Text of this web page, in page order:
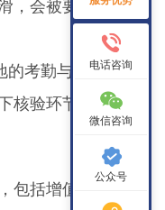
，会被要
考勤与
核验环节
括增值
电话咨询
微信咨询
公众号